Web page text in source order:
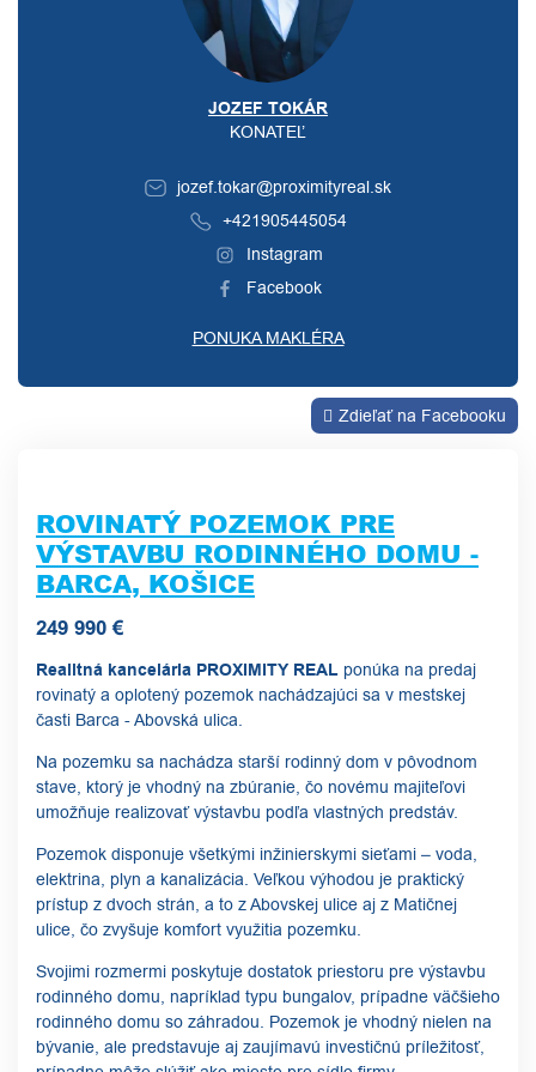
JOZEF TOKÁR
KONATEĽ
jozef.tokar@proximityreal.sk
+421905445054
Instagram
Facebook
PONUKA MAKLÉRA
Zdieľať na Facebooku
ROVINATÝ POZEMOK PRE
VÝSTAVBU RODINNÉHO DOMU -
BARCA, KOŠICE
249 990 €
Realitná kancelária PROXIMITY REAL ponúka na predaj
rovinatý a oplotený pozemok nachádzajúci sa v mestskej
časti Barca - Abovská ulica.
Na pozemku sa nachádza starší rodinný dom v pôvodnom
stave, ktorý je vhodný na zbúranie, čo novému majiteľovi
umožňuje realizovať výstavbu podľa vlastných predstáv.
Pozemok disponuje všetkými inžinierskymi sieťami – voda,
elektrina, plyn a kanalizácia. Veľkou výhodou je praktický
prístup z dvoch strán, a to z Abovskej ulice aj z Matičnej
ulice, čo zvyšuje komfort využitia pozemku.
Svojimi rozmermi poskytuje dostatok priestoru pre výstavbu
rodinného domu, napríklad typu bungalov, prípadne väčšieho
rodinného domu so záhradou. Pozemok je vhodný nielen na
bývanie, ale predstavuje aj zaujímavú investičnú príležitosť,